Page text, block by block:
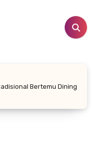
Bertemu Dining